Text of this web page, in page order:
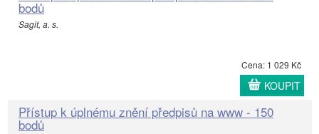
bodů
Sagit, a. s.
Cena: 1 029 Kč
KOUPIT
Přístup k úplnému znění předpisů na www - 150
bodů